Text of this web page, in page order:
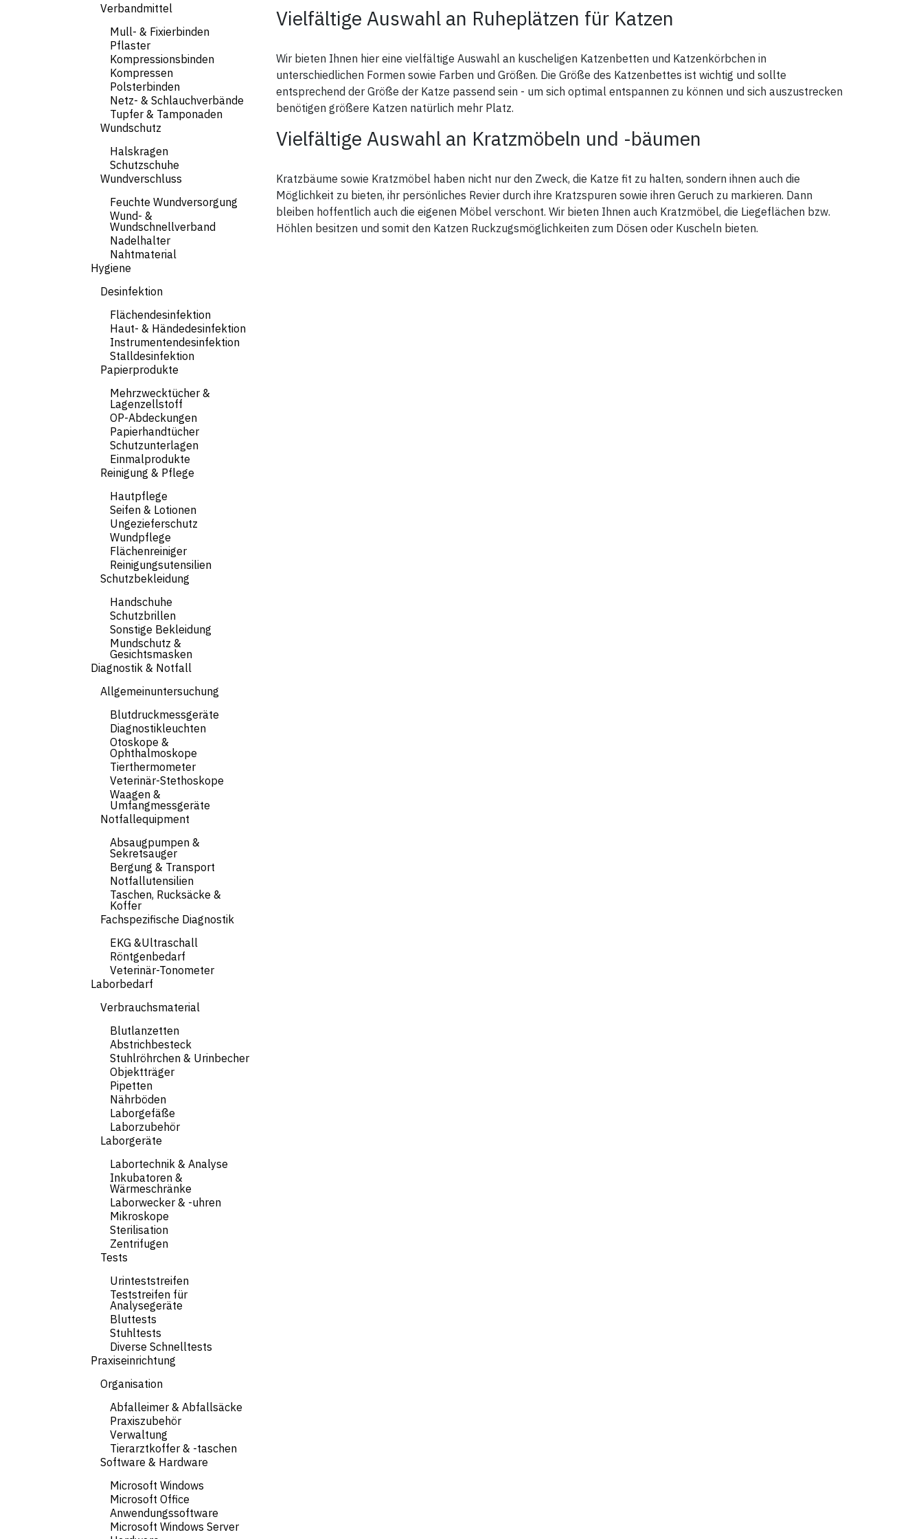
Verbandmittel
Mull- & Fixierbinden
Pflaster
Kompressionsbinden
Kompressen
Polsterbinden
Netz- & Schlauchverbände
Tupfer & Tamponaden
Wundschutz
Halskragen
Schutzschuhe
Wundverschluss
Feuchte Wundversorgung
Wund- &
Wundschnellverband
Nadelhalter
Nahtmaterial
Hygiene
Desinfektion
Flächendesinfektion
Haut- & Händedesinfektion
Instrumentendesinfektion
Stalldesinfektion
Papierprodukte
Mehrzwecktücher &
Lagenzellstoff
OP-Abdeckungen
Papierhandtücher
Schutzunterlagen
Einmalprodukte
Reinigung & Pflege
Hautpflege
Seifen & Lotionen
Ungezieferschutz
Wundpflege
Flächenreiniger
Reinigungsutensilien
Schutzbekleidung
Handschuhe
Schutzbrillen
Sonstige Bekleidung
Mundschutz &
Gesichtsmasken
Diagnostik & Notfall
Allgemeinuntersuchung
Blutdruckmessgeräte
Diagnostikleuchten
Otoskope &
Ophthalmoskope
Tierthermometer
Veterinär-Stethoskope
Waagen &
Umfangmessgeräte
Notfallequipment
Absaugpumpen &
Sekretsauger
Bergung & Transport
Notfallutensilien
Taschen, Rucksäcke &
Koffer
Fachspezifische Diagnostik
EKG &Ultraschall
Röntgenbedarf
Veterinär-Tonometer
Laborbedarf
Verbrauchsmaterial
Blutlanzetten
Abstrichbesteck
Stuhlröhrchen & Urinbecher
Objektträger
Pipetten
Nährböden
Laborgefäße
Laborzubehör
Laborgeräte
Labortechnik & Analyse
Inkubatoren &
Wärmeschränke
Laborwecker & -uhren
Mikroskope
Sterilisation
Zentrifugen
Tests
Urinteststreifen
Teststreifen für
Analysegeräte
Bluttests
Stuhltests
Diverse Schnelltests
Praxiseinrichtung
Organisation
Abfalleimer & Abfallsäcke
Praxiszubehör
Verwaltung
Tierarztkoffer & -taschen
Software & Hardware
Microsoft Windows
Microsoft Office
Anwendungssoftware
Microsoft Windows Server
Vielfältige Auswahl an Ruheplätzen für Katzen
Wir bieten Ihnen hier eine vielfältige Auswahl an kuscheligen Katzenbetten und Katzenkörbchen in
unterschiedlichen Formen sowie Farben und Größen. Die Größe des Katzenbettes ist wichtig und sollte
entsprechend der Größe der Katze passend sein - um sich optimal entspannen zu können und sich auszustrecken
benötigen größere Katzen natürlich mehr Platz.
Vielfältige Auswahl an Kratzmöbeln und -bäumen
Kratzbäume sowie Kratzmöbel haben nicht nur den Zweck, die Katze fit zu halten, sondern ihnen auch die
Möglichkeit zu bieten, ihr persönliches Revier durch ihre Kratzspuren sowie ihren Geruch zu markieren. Dann
bleiben hoffentlich auch die eigenen Möbel verschont. Wir bieten Ihnen auch Kratzmöbel, die Liegeflächen bzw.
Höhlen besitzen und somit den Katzen Ruckzugsmöglichkeiten zum Dösen oder Kuscheln bieten.